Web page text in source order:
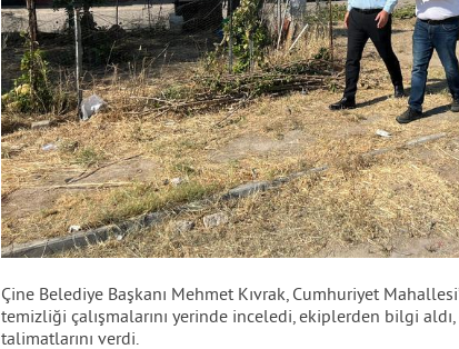
Çine Belediye Başkanı Mehmet Kıvrak, Cumhuriyet
temizliği çalışmalarını yerinde inceledi, ekiplerden bilgi
talimatlarını verdi.